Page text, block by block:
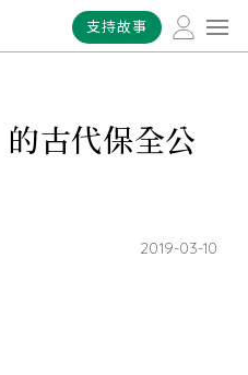
支持故事
古代保全公
2019-03-10